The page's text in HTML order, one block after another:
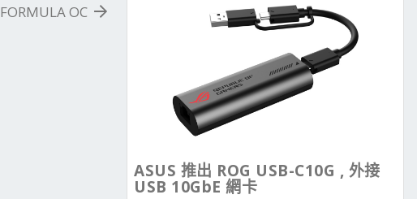
FORMULA OC
ASUS 推出 ROG USB-C10G , 外接
USB 10GbE 網卡